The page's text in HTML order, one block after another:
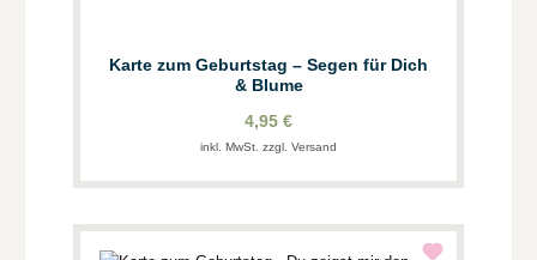
Karte zum Geburtstag – Segen für Dich
& Blume
4,95 €
inkl. MwSt. zzgl. Versand